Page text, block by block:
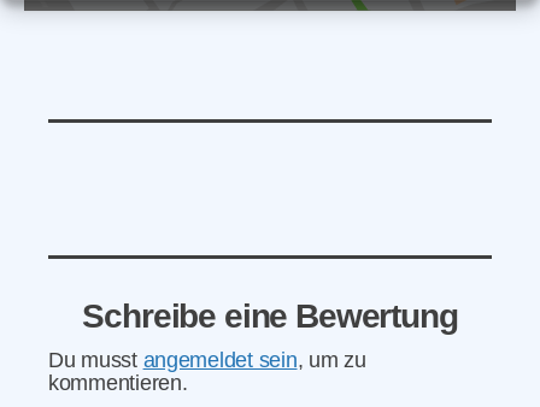
Schreibe eine Bewertung
Du musst angemeldet sein, um zu
kommentieren.